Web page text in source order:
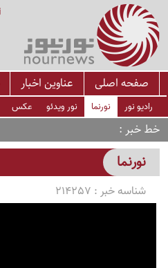
صفحه اصلی عناوین اخبار
رادیو نور نورنما نور ویدئو عکس
خط خبر
نورنما
شناسه خبر : 214257